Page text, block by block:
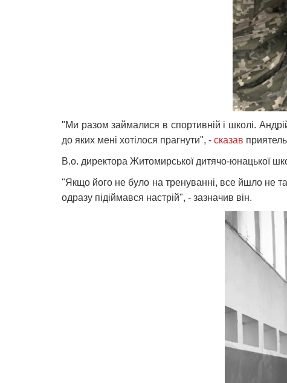
"Ми разом займалися в спортивній і школі.
до яких мені хотілося прагнути", - сказав
В.о. директора Житомирської дитячо-юнацької
"Якщо його не було на тренуванні, все йшло не
одразу підіймався настрій", - зазначив він.